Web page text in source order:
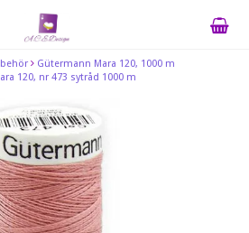
Gütermann Mara 120, 1000 m
120, nr 473 sytråd 1000 m